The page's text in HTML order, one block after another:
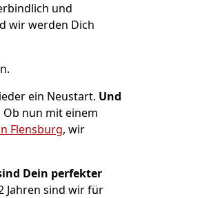
und
wir werden Dich
ein Neustart. Und
Ob nun mit einem
Flensburg, wir
Dein perfekter
Jahren sind wir für